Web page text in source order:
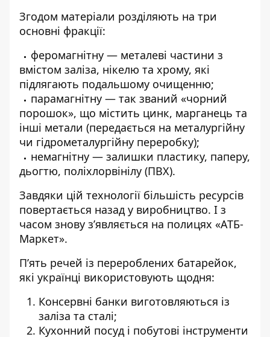
Згодом матеріали розділяють на три
основні фракції:
феромагнітну — металеві частини з
вмістом заліза, нікелю та хрому, які
підлягають подальшому очищенню;
парамагнітну — так званий «чорний
порошок», що містить цинк, марганець та
інші метали (передається на металургійну
чи гідрометалургійну переробку);
немагнітну — залишки пластику, паперу,
дьогтю, поліхлорвінілу (ПВХ).
Завдяки цій технології більшість ресурсів
повертається назад у виробництво. І з
часом знову з’являється на полицях «АТБ-
Маркет».
П’ять речей із перероблених батарейок,
які українці використовують щодня:
Консервні банки виготовляються із
заліза та сталі;
Кухонний посуд і побутові інструменти